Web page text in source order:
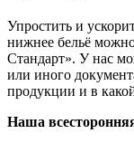
Упростить и
нижнее бельё
Стандарт». У нас
или иного
продукции и в
Наша